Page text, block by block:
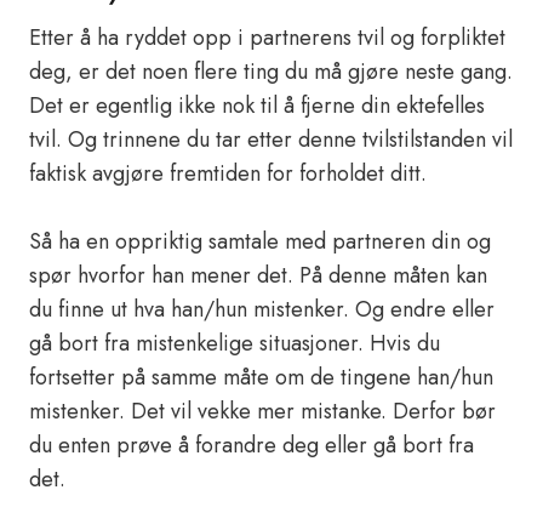
Etter å ha ryddet opp i partnerens tvil og forpliktet
deg, er det noen flere ting du må gjøre neste gang.
Det er egentlig ikke nok til å fjerne din ektefelles
tvil. Og trinnene du tar etter denne tvilstilstanden vil
faktisk avgjøre fremtiden for forholdet ditt.
Så ha en oppriktig samtale med partneren din og
spør hvorfor han mener det. På denne måten kan
du finne ut hva han/hun mistenker. Og endre eller
gå bort fra mistenkelige situasjoner. Hvis du
fortsetter på samme måte om de tingene han/hun
mistenker. Det vil vekke mer mistanke. Derfor bør
du enten prøve å forandre deg eller gå bort fra
det.